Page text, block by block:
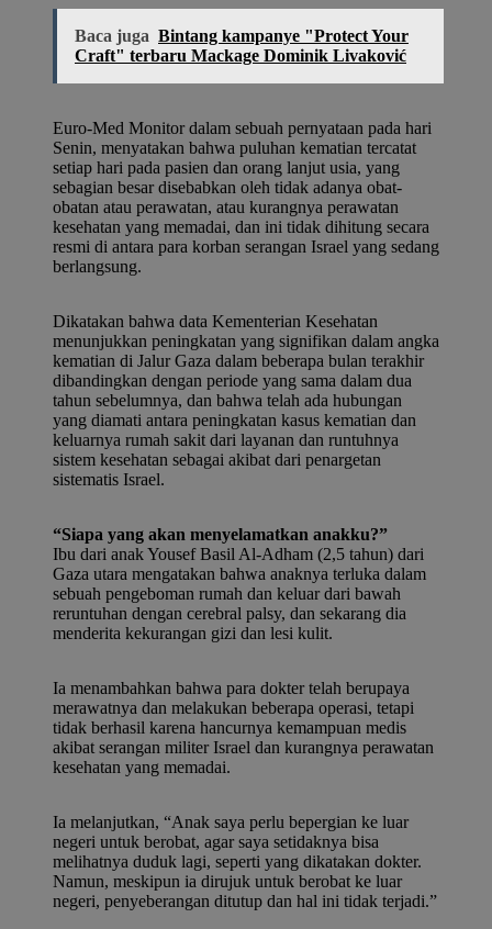
Baca juga Bintang kampanye "Protect Your
Craft" terbaru Mackage Dominik Livaković
Euro-Med Monitor dalam sebuah pernyataan pada hari
Senin, menyatakan bahwa puluhan kematian tercatat
setiap hari pada pasien dan orang lanjut usia, yang
sebagian besar disebabkan oleh tidak adanya obat-
obatan atau perawatan, atau kurangnya perawatan
kesehatan yang memadai, dan ini tidak dihitung secara
resmi di antara para korban serangan Israel yang sedang
berlangsung.
Dikatakan bahwa data Kementerian Kesehatan
menunjukkan peningkatan yang signifikan dalam angka
kematian di Jalur Gaza dalam beberapa bulan terakhir
dibandingkan dengan periode yang sama dalam dua
tahun sebelumnya, dan bahwa telah ada hubungan
yang diamati antara peningkatan kasus kematian dan
keluarnya rumah sakit dari layanan dan runtuhnya
sistem kesehatan sebagai akibat dari penargetan
sistematis Israel.
“Siapa yang akan menyelamatkan anakku?”
Ibu dari anak Yousef Basil Al-Adham (2,5 tahun) dari
Gaza utara mengatakan bahwa anaknya terluka dalam
sebuah pengeboman rumah dan keluar dari bawah
reruntuhan dengan cerebral palsy, dan sekarang dia
menderita kekurangan gizi dan lesi kulit.
Ia menambahkan bahwa para dokter telah berupaya
merawatnya dan melakukan beberapa operasi, tetapi
tidak berhasil karena hancurnya kemampuan medis
akibat serangan militer Israel dan kurangnya perawatan
kesehatan yang memadai.
Ia melanjutkan, “Anak saya perlu bepergian ke luar
negeri untuk berobat, agar saya setidaknya bisa
melihatnya duduk lagi, seperti yang dikatakan dokter.
Namun, meskipun ia dirujuk untuk berobat ke luar
negeri, penyeberangan ditutup dan hal ini tidak terjadi.”